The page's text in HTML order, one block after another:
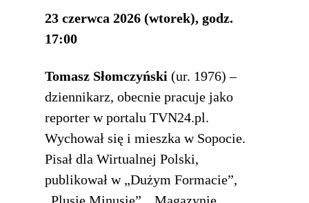
23 czerwca 2026 (wtorek), godz.
17:00
Tomasz Słomczyński (ur. 1976) –
dziennikarz, obecnie pracuje jako
reporter w portalu TVN24.pl.
Wychował się i mieszka w Sopocie.
Pisał dla Wirtualnej Polski,
publikował w „Dużym Formacie”,